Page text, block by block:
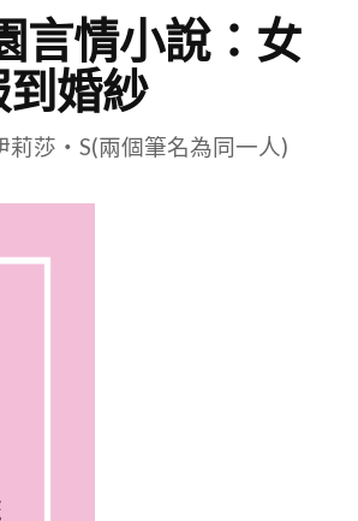
言情小說：女
婚紗
莎・S(兩個筆名為同一人)